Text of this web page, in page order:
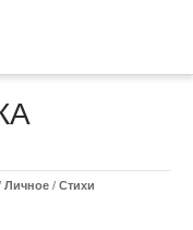
Личное / Стихи